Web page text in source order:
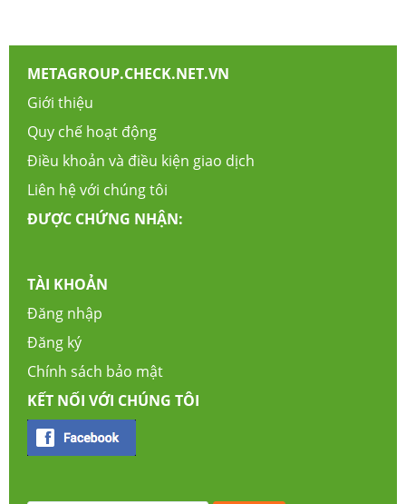
METAGROUP.CHECK.NET.VN
Giới thiệu
Quy chế hoạt động
Điều khoản và điều kiện giao dịch
Liên hệ với chúng tôi
ĐƯỢC CHỨNG NHẬN:
TÀI KHOẢN
Đăng nhập
Đăng ký
Chính sách bảo mật
KẾT NỐI VỚI CHÚNG TÔI